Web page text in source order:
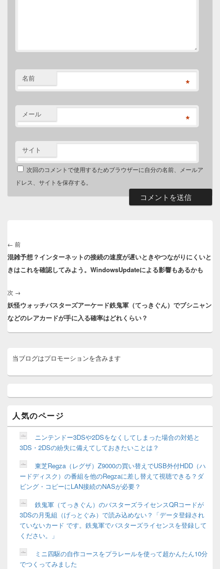
名前 *
メール *
サイト
次回のコメントで使用するためブラウザーに自分の名前、メールア
ドレス、サイトを保存する。
稿
ナ
ビ
ゲ
ー
シ
ョ
ン
← 前
の
投
混雑予想？インターネットの接続の速度が遅いときやつながりにくいと
きはこれを確認してみよう。WindowsUpdateによる影響もあるかも
次 →
の
投
稿:
妖怪ウォッチバスターズアーケード鉄鬼軍（てっきぐん）でブシニャン
などのレアカードが手に入る確率はどれくらい？
イ
サ
ド
ウ
当ブログはプロモーションを含みます
人気のページ
ニンテンドー3DSや2DSをなくしてしまった場合の対処と
3DS・2DSの紛失に備えてしておきたいことは？
東芝Regza（レグザ）Z9000の買い替えでUSB外付HDD（ハ
ードディスク）の番組を他のRegzaに差し替えて視聴できる？ダ
ビング・コピーにLAN接続のNASが必要？
鉄鬼軍（てっきぐん）のバスターズライセンスQRコードが
3DSの月兎組（げっとぐみ）で読み込めない？「データ登録され
ていないカード です。鉄鬼軍でバスターズライセンスを登録して
ください。」
ミニ四駆の自作コースをプラレールを使って超かんたん10分
でつくってみました